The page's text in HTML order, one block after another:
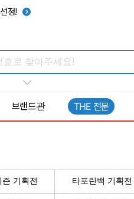
선정!
브랜드관 THE 전문
즌 기획전 타포린백 기획전